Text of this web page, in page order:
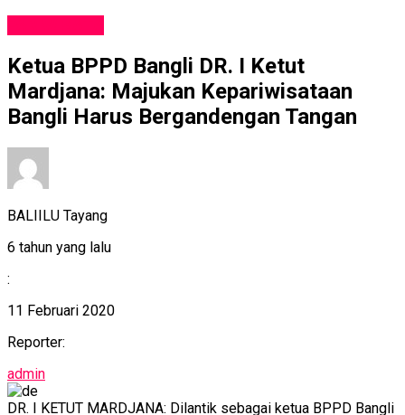
Ketua BPPD Bangli DR. I Ketut
Mardjana: Majukan Kepariwisataan
Bangli Harus Bergandengan Tangan
BALIILU Tayang
6 tahun yang lalu
:
11 Februari 2020
Reporter:
admin
DR. I KETUT MARDJANA: Dilantik sebagai ketua BPPD Bangli